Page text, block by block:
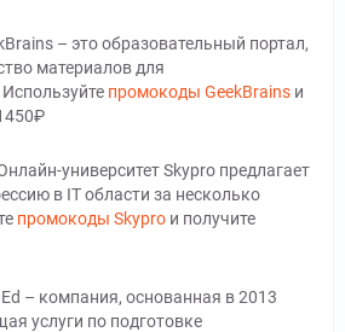
– это образовательный портал,
материалов для
промокоды GeekBrains и
университет Skypro предлагает
в ІТ области за несколько
промокоды Skypro и получите
– компания, основанная в 2013
услуги по подготовке